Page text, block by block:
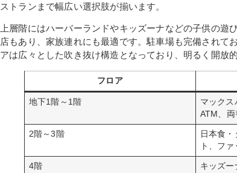
ストランまで幅広い選択肢が揃います。
上層階にはハーバーランドやキッズーナなどの子供の遊
店もあり、家族連れにも最適です。駐車場も完備されて
アは広々とした吹き抜け構造となっており、明るく開放
フロア
地下1階～1階
マックス
ATM、両
2階～3階
日本食
ト、フ
4階
キッズー